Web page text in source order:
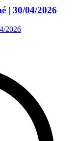
| 30/04/2026
2026